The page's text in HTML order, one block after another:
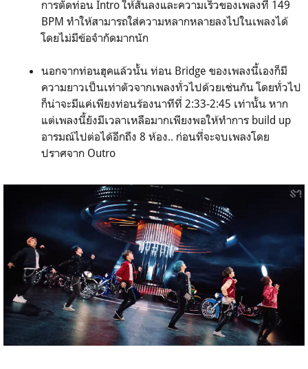
การตัดท่อน Intro ให้สั้นลงและความเร็วของเพลงที่ 149
BPM ทำให้สามารถใส่ความหลากหลายลงไปในเพลงได้
โดยไม่มีข้อจำกัดมากนัก
นอกจากท่อนฮุคแล้วนั้น ท่อน Bridge ของเพลงนี้เองก็มี
ความยาวเป็นเท่าตัวจากเพลงทั่วไปด้วยเช่นกัน โดยทั่วไป
ก็น่าจะมีแค่เพียงท่อนร้องนาทีที่ 2:33-2:45 เท่านั้น หาก
แต่เพลงนี้ยังมีเวลาเหลือมากเพียงพอให้ทำการ build up
อารมณ์ไปต่อได้อีกถึง 8 ห้อง.. ก่อนที่จะจบเพลงโดย
ปราศจาก Outro